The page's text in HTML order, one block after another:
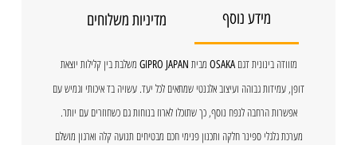
מידע נוסף מדיניות משלוחים
מזוודה בינונית דגםOSAKA מבית GIPRO JAPAN משלבת בין קלילות יוצאת
דופן, עמידות גבוהה ועיצוב אלגנטי שמתאים לכל יעד. עשויה בד איכותי וגמיש עם
אפשרות הרחבה לנפח נוסף, כך שתוכלו לארוז בנוחות גם כשחוזרים עם יותר.
מערכת גלגלי ספינר חלקה ותכנון פנימי חכם מבטיחים תנועה קלה וארגון מושלם